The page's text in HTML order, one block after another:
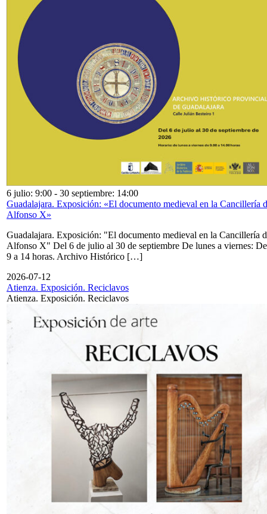
6 julio: 9:00 - 30 septiembre: 14:00
Guadalajara. Exposición: «El documento medieval en la Cancillería
Alfonso X»
Guadalajara. Exposición: "El documento medieval en la Cancillería
Alfonso X" Del 6 de julio al 30 de septiembre De lunes a viernes: De
9 a 14 horas. Archivo Histórico […]
2026-07-12
Atienza. Exposición. Reciclavos
Atienza. Exposición. Reciclavos